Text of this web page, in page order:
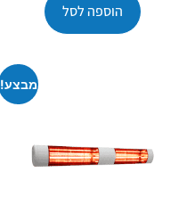
הוספה לסל
מבצע!